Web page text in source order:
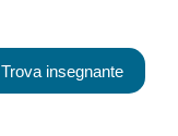
Trova insegnante